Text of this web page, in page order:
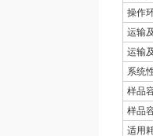
操作
运输
运输
系统
样品
样品
适用